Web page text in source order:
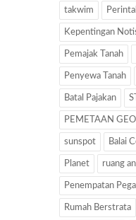
takwim
Kepentingan
Pemajak Tanah
Penyewa Tanah
Batal Pajakan
PEMETAAN
sunspot Balai
Planet ruang
Penempatan
Rumah Berstrata